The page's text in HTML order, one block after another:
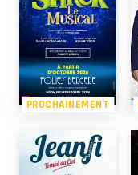
PROCHAINEMENT